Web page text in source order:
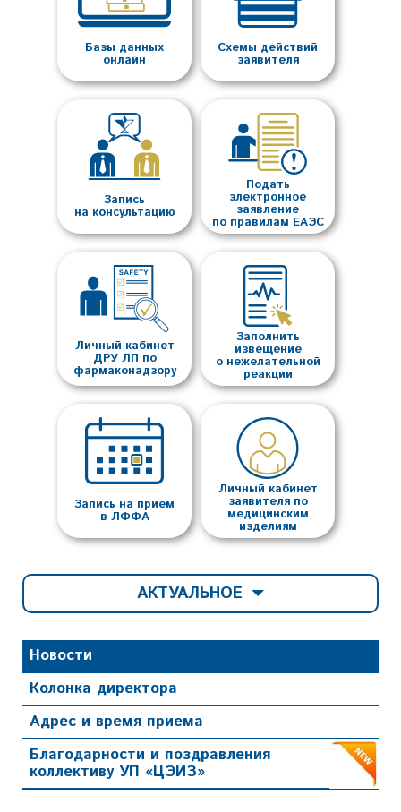
Базы данных
онлайн
Схемы действий
заявителя
Запись
на консультацию
Подать
электронное
заявление
по правилам ЕАЭС
Личный кабинет
ДРУ ЛП по
фармаконадзору
Заполнить
извещение
о нежелательной
реакции
Запись на прием
в ЛФФА
Личный кабинет
заявителя по
медицинским
изделиям
Новости
Колонка директора
Адрес и время приема
Благодарности и поздравления
коллективу УП «ЦЭИЗ»
АКТУАЛЬНОЕ